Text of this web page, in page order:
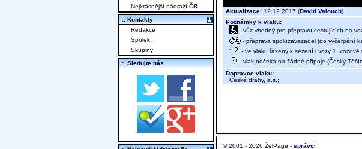
Aktualizace: 12.12.2017 (David Valouch)
Poznámky k vlaku:
- vůz vhodný pro přepravu cestujících na
- přeprava spoluzavazadel (do vyčerpání
- ve vlaku řazeny k sezení i vozy 1. vozové
- vlak nečeká na žádné přípoje (Český
Dopravce vlaku:
České dráhy, a.s. ;
© 2001 - 2026 ŽelPage - správci
Nejkrásnější nádraží ČR
:. Kontakty
Redakce
Spolek
Skupiny
:. Sledujte nás